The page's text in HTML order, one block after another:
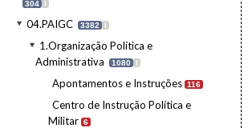
304 I
04.PAIGC 3382 I
1.Organização Política e
Administrativa
1080 I
Apontamentos e Instruções 116
Centro de Instrução Política e
Militar 6